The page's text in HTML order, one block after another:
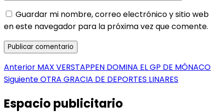
Guardar mi nombre, correo electrónico y sitio web
en este navegador para la próxima vez que comente.
Navegación
de
entradas
Anterior Entrada
anterior:
MAX VERSTAPPEN DOMINA EL GP DE MÓNACO
SiguienteEntrada
OTRA GRACIA DE DEPORTES LINARES
Espacio publicitario